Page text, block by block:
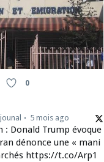
0
5 mois ago
: Donald Trump évoque
dénonce une « mani
https://t.co/Arp1